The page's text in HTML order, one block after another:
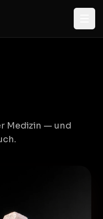
Medizin — und